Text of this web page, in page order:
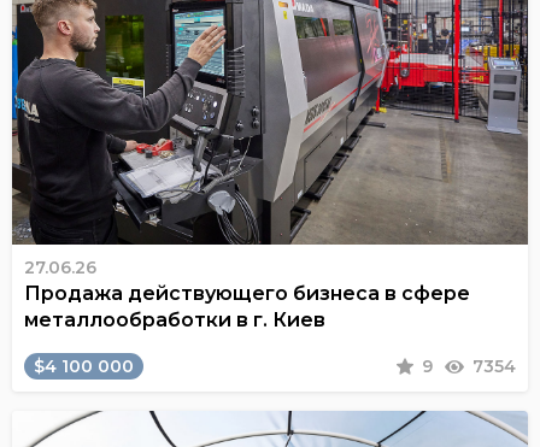
27.06.26
Продажа действующего бизнеса в сфере
металлообработки в г. Киев
$4 100 000 9 7354